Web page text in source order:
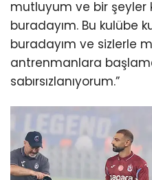
mutluyum ve bir şeyler
buradayım. Bu kulübe
buradayım ve sizlerle
antrenmanlara
sabırsızlanıyorum.”